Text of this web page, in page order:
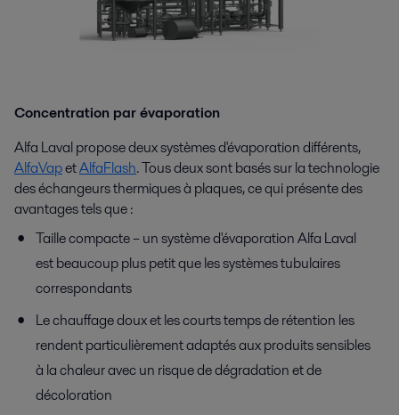
Concentration par évaporation
Alfa Laval propose deuxsystèmes d'évaporation différents,
AlfaVapetAlfaFlash. Tous deux sont basés sur la technologie
des échangeurs thermiques à plaques, ce qui présente des
avantages tels que :
Taille compacte – un système d'évaporation Alfa Laval
est beaucoup plus petit que les systèmes tubulaires
correspondants
Le chauffage doux et les courts temps de rétention les
rendent particulièrement adaptés aux produits sensibles
à la chaleur avec un risque de dégradation et de
décoloration